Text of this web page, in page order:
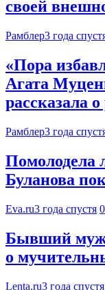
своей
Рамблер3 года
«Пора
Агата
рассказала
Рамблер3 года
Помолодела
Буланова
Eva.ru3 года спустя 0
Бывший муж
о
Lenta.ru3 года спустя